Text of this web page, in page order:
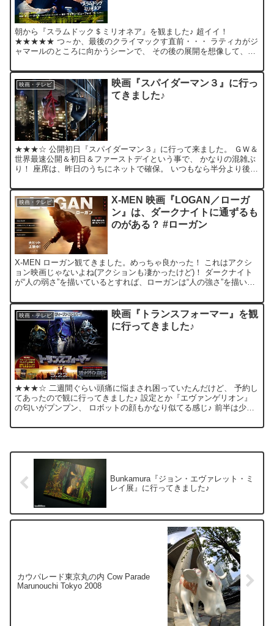
朝から『スラムドック＄ミリオネア』を観ました♪ 超イイ！
★★★★★ つ～か、最後のクライマックす直前・・・ ラティカがジ
ャマールのところに向かうシーンで、 その後の展開を想像して、涙
映画・テレビ
映画『スパイダーマン３』に行っ
てきました♪
★★★☆ 公開初日『スパイダーマン３』に行って来ました。 ＧＷ＆
世界最速公開＆初日＆ファーストデイという事で、 かなりの混雑ぶ
り！ 座席は、昨日のうちにネットで確保。 いつもなら半分より後ろ
映画・テレビ
X-MEN 映画『LOGAN／ローガ
ン』は、ダークナイトに通ずるも
のがある？ #ローガン
X-MEN ローガン観てきました。めっちゃ良かった！ これはアクシ
ョン映画じゃないよね(アクションも凄かったけど)！ ダークナイト
が“人の弱さ”を描いているとすれば、ローガンは“人の強さ”を描いて
映画・テレビ
映画『トランスフォーマー』を観
に行ってきました♪
★★★☆ 二週間ぐらい頭痛に悩まされ困っていたんだけど、 予約し
てあったので観に行ってきました♪ 設定とか『エヴァンゲリオン』
の匂いがプンプン、 ロボットの顔もかなり似てる感じ♪ 前半は少々
Bunkamura『ジョン・エヴァレット・ミ
レイ展』に行ってきました♪
カウパレード東京丸の内 Cow Parade
Marunouchi Tokyo 2008